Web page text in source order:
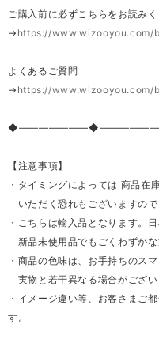
ご購入前に必ずこちらをお読み
→ https://
よくあるご質問
→ https://www.wizooyou.com/
【注意事項】
・タイミングによっては 商品在
いただく恐れもございますので
・こちらは輸入品となります。
新品未使用品でもごくわずかな
・商品の色味は、お手持ちのス
実物と若干異なる場合がござい
・イメージ違い等、お客さまご
す。